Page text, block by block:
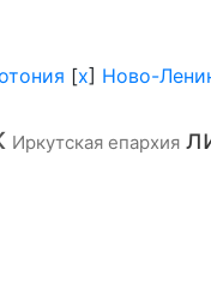
[x] Ново-
Иркутская епархия